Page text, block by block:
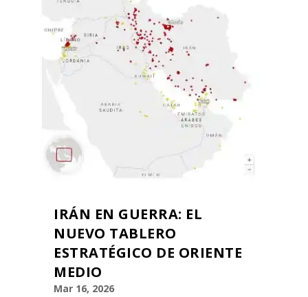
IRÁN EN GUERRA: EL
NUEVO TABLERO
ESTRATÉGICO DE ORIENTE
MEDIO
Mar 16, 2026